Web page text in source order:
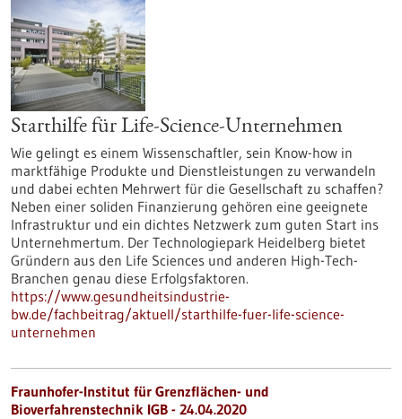
Starthilfe für Life-Science-Unternehmen
Wie gelingt es einem Wissenschaftler, sein Know-how in
marktfähige Produkte und Dienstleistungen zu verwandeln
und dabei echten Mehrwert für die Gesellschaft zu schaffen?
Neben einer soliden Finanzierung gehören eine geeignete
Infrastruktur und ein dichtes Netzwerk zum guten Start ins
Unternehmertum. Der Technologiepark Heidelberg bietet
Gründern aus den Life Sciences und anderen High-Tech-
Branchen genau diese Erfolgsfaktoren.
https://www.gesundheitsindustrie-
bw.de/fachbeitrag/aktuell/starthilfe-fuer-life-science-
unternehmen
Fraunhofer-Institut für Grenzflächen- und
Bioverfahrenstechnik IGB - 24.04.2020